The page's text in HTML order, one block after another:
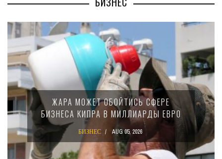
ЖАРА МОЖЕТ ОБОЙТИСЬ СФЕРЕ
БИЗНЕСА КИПРА В МИЛЛИАРДЫ ЕВРО
БИЗНЕС AUG 05, 2026